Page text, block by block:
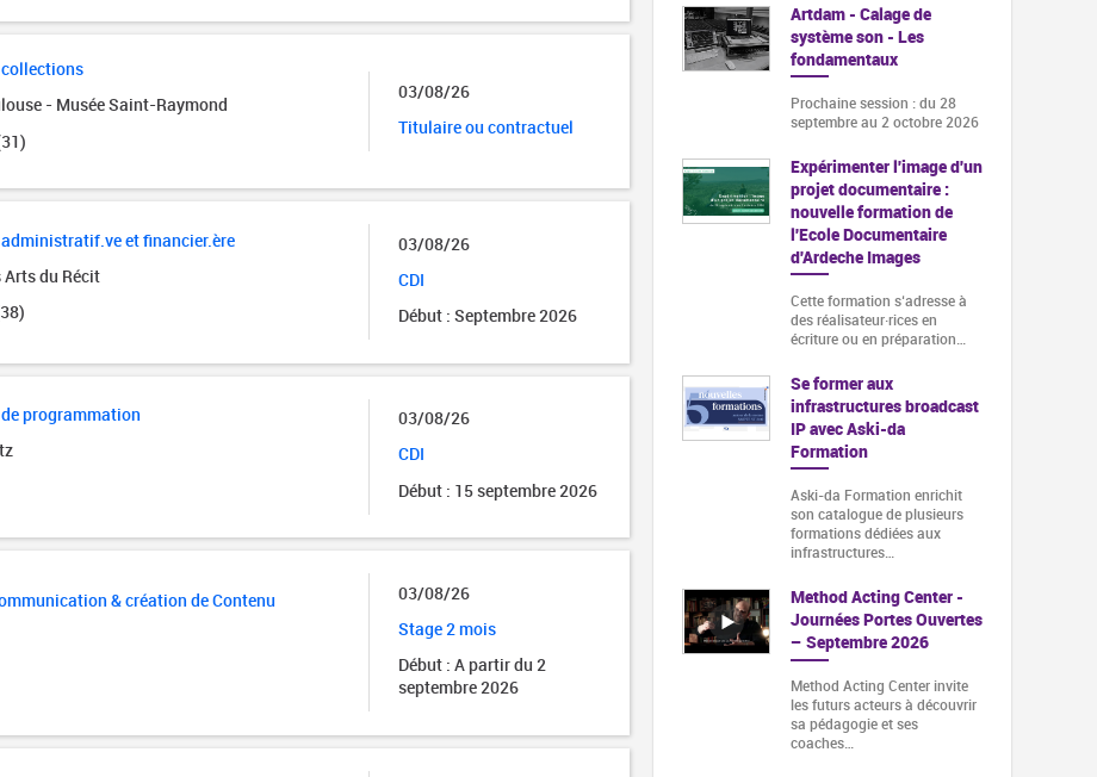
collections
- Musée Saint-Raymond
03/08/26
Titulaire ou contractuel
et financier.ère
Arts du Récit
03/08/26
CDI
Début : Septembre 2026
programmation
03/08/26
CDI
Début : 15 septembre 2026
& création de Contenu
03/08/26
Stage 2 mois
Début : A partir du 2
septembre 2026
Artdam - Calage de
système son - Les
fondamentaux
Prochaine session : du 28
septembre au 2 octobre 2026
Expérimenter l'image d'un
projet documentaire :
nouvelle formation de
l'Ecole Documentaire
d'Ardeche Images
Cette formation s‘adresse à
des réalisateur·rices en
écriture ou en préparation…
Se former aux
infrastructures broadcast
IP avec Aski-da
Formation
Aski-da Formation enrichit
son catalogue de plusieurs
formations dédiées aux
infrastructures…
Method Acting Center -
Journées Portes Ouvertes
– Septembre 2026
Method Acting Center invite
les futurs acteurs à découvrir
sa pédagogie et ses
coaches…